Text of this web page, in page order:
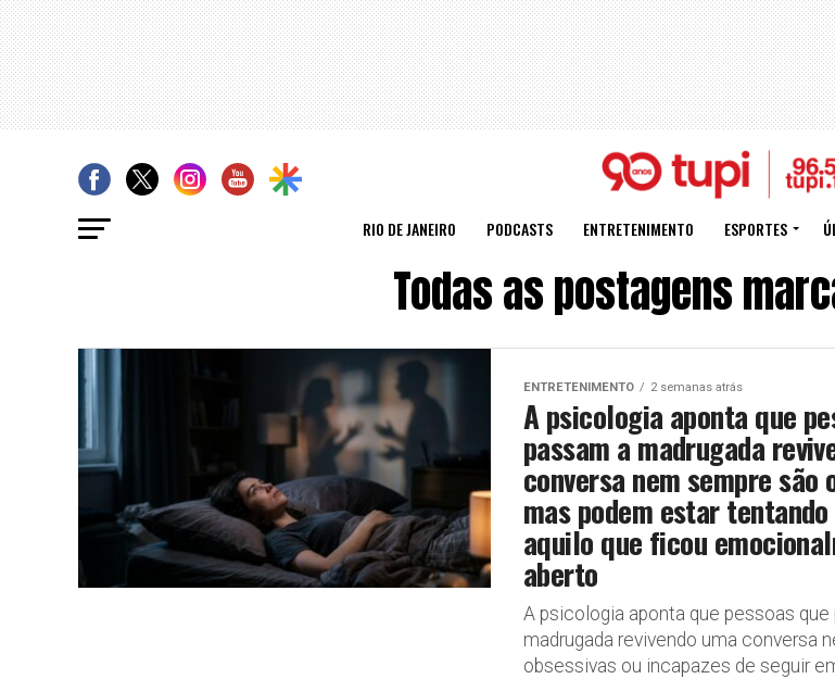
RIO DE JANEIRO PODCASTS ENTRETENIMENTO ESPORTES
Todas as postagens
ENTRETENIMENTO 2 semanas atrás
A psicologia aponta que
passam a madrugada
conversa nem sempre são
mas podem estar
aquilo que ficou
aberto
A psicologia aponta que pessoas que
madrugada revivendo uma conversa
obsessivas ou incapazes de seguir